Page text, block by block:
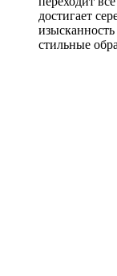
достигает
стильные